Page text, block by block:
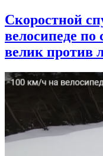
Скоростной
велосипеде по
велик против